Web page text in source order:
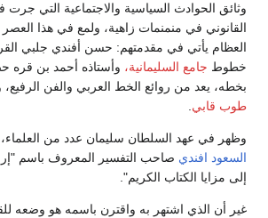
وثائق الحوادث السياسية والاجتماعية التي
القانوني في منمنمات زاهية، ولمع في هذا
العظام يأتي في مقدمتهم: حسن أفندي جلبي
خطوط جامع السليمانية، وأستاذه أحمد بن
بخطه، يعد من روائع الخط العربي والفن
طوب قابي.
وظهر في عهد السلطان سليمان عدد من
السعود افندي صاحب التفسير المعروف باسم
إلى مزايا الكتاب الكريم".
غير أن الذي اشتهر به واقترن باسمه هو وضعه